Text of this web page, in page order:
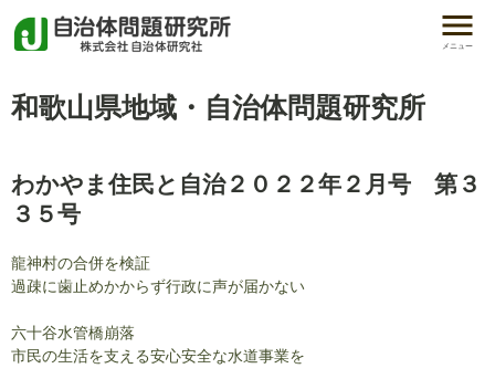
メニュー
和歌山県地域・自治体問題研究所
わかやま住民と自治２０２２年２月号 第３
３５号
龍神村の合併を検証
過疎に歯止めかからず行政に声が届かない
六十谷水管橋崩落
市民の生活を支える安心安全な水道事業を